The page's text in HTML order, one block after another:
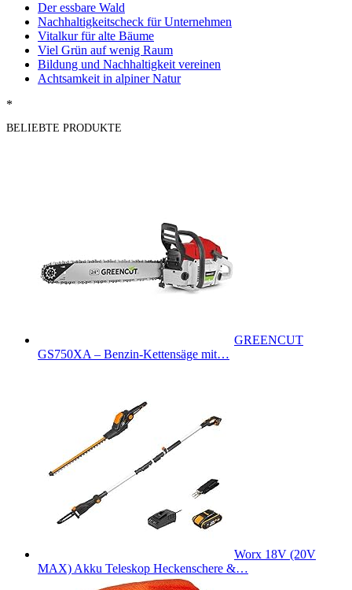
Der essbare Wald
Nachhaltigkeitscheck für Unternehmen
Vitalkur für alte Bäume
Viel Grün auf wenig Raum
Bildung und Nachhaltigkeit vereinen
Achtsamkeit in alpiner Natur
*
BELIEBTE PRODUKTE
GREENCUT
GS750XA – Benzin-Kettensäge mit…
Worx 18V (20V
MAX) Akku Teleskop Heckenschere &…